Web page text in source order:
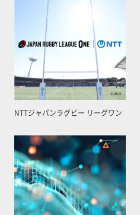
NTTジャパンラグビー リーグワン